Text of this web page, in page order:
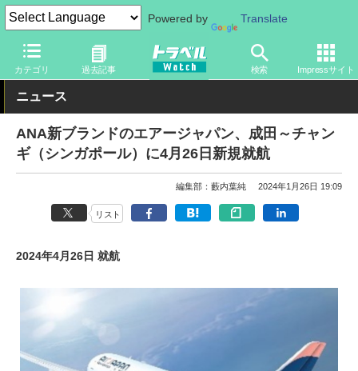
Powered by Translate
カテゴリ 過去記事 検索 Impressサイト
トラベル Watch 企業・政府・官庁 国内エアライン その他
ニュース
ANA新ブランドのエアージャパン、成田～チャン
ギ（シンガポール）に4月26日新規就航
編集部：藪内葉純 2024年1月26日 19:09
リスト
2024年4月26日 就航